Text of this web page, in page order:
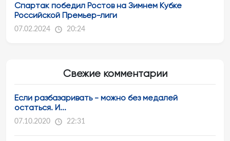
Спартак победил Ростов на Зимнем Кубке
Российской Премьер-лиги
07.02.2024 20:24
Свежие комментарии
Если разбазаривать - можно без медалей
остаться. И...
07.10.2020 22:31